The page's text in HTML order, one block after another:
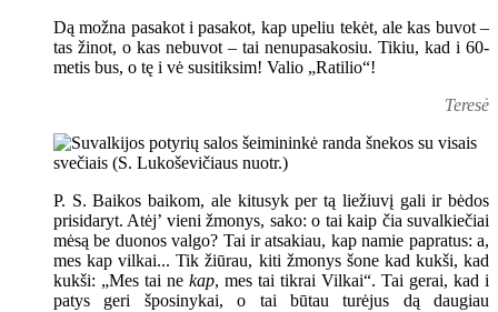
Dą možna pasakot i pasakot, kap upeliu tekėt, ale kas buvot –
tas žinot, o kas nebuvot – tai nenupasakosiu. Tikiu, kad i 60-
metis bus, o tę i vė susitiksim! Valio „Ratilio“!
Teresė
P. S. Baikos baikom, ale kitusyk per tą liežiuvį gali ir bėdos
prisidaryt. Atėj’ vieni žmonys, sako: o tai kaip čia suvalkiečiai
mėsą be duonos valgo? Tai ir atsakiau, kap namie papratus: a,
mes kap vilkai... Tik žiūrau, kiti žmonys šone kad kukši, kad
kukši: „Mes tai ne kap, mes tai tikrai Vilkai“. Tai gerai, kad i
patys geri šposinykai, o tai būtau turėjus dą daugiau